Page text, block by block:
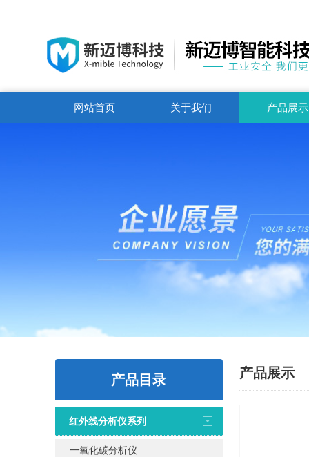
网站首页 关于我们 产品展示
产品目录
红外线分析仪系列
一氧化碳分析仪
产品展示